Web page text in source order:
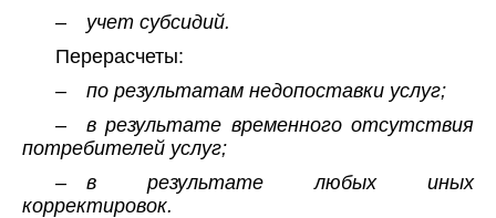
– учет субсидий.
Перерасчеты:
– по результатам недопоставки услуг;
– в результате временного отсутствия
потребителей услуг;
– в результате любых иных
корректировок.